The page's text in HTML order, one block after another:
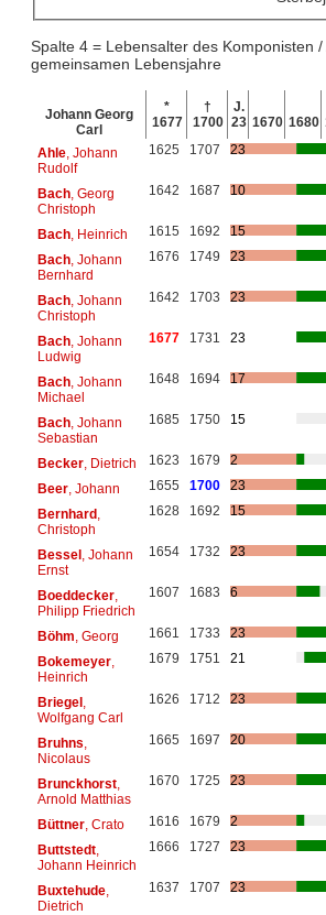
Spalte 4 = Lebensalter des Komponisten
gemeinsamen Lebensjahre
Johann Georg
Carl
*
1677
†
1700
J.
23 1670 1680
Ahle, Johann
Rudolf
1625 1707 23
Bach, Georg
Christoph
1642 1687 10
Bach, Heinrich 1615 1692
15
Bach, Johann
Bernhard
1676 1749 23
Bach, Johann
Christoph
1642 1703 23
Bach, Johann
Ludwig
1677 1731 23
Bach, Johann
Michael
1648 1694 17
Bach, Johann
Sebastian
1685 1750 15
Becker, Dietrich 1623 1679
2
Beer, Johann 1655 1700
23
Bernhard,
Christoph
1628 1692 15
Bessel, Johann
Ernst
1654 1732 23
Boeddecker,
Philipp Friedrich
1607 1683 6
Böhm , Georg 1661 1733
23
Bokemeyer,
Heinrich
1679 1751 21
Briegel,
Wolfgang Carl
1626 1712 23
Bruhns
Nicolaus
1665 1697 20
Brunckhorst,
Arnold Matthias
1670 1725 23
Büttner, Crato 1616 1679
2
Buttstedt,
Johann Heinrich
1666 1727 23
Buxtehude,
Dietrich
1637 1707 23